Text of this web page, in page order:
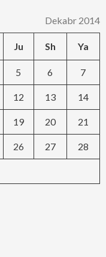
Dekabr 2014
Ju Sh Ya
5 6 7
12 13 14
19 20 21
26 27 28